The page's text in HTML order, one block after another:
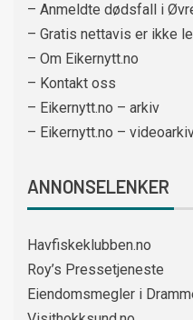
– Anmeldte dødsfall i
– Gratis nettavis er ikke
– Om Eikernytt.no
– Kontakt oss
– Eikernytt.no – arkiv
– Eikernytt.no –
ANNONSELENKER
Havfiskeklubben.no
Roy’s Pressetjeneste
Eiendomsmegler i